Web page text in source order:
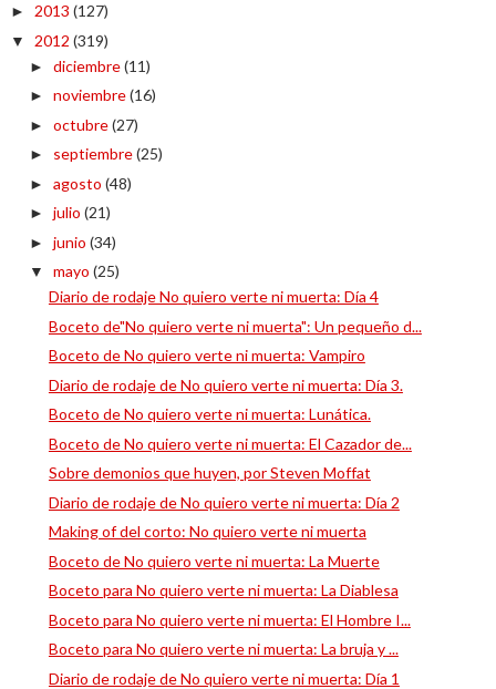
► 2013 (127)
▼ 2012 (319)
► diciembre(11)
► noviembre(16)
► octubre(27)
► septiembre(25)
► agosto (48)
► julio (21)
► junio (34)
▼ mayo (25)
Diario de rodaje No quiero verte ni muerta: Día 4
Boceto de"No quiero verte ni muerta": Un pequeño d...
Boceto de No quiero verte ni muerta: Vampiro
Diario de rodaje de No quiero verte ni muerta: Día 3.
Boceto de No quiero verte ni muerta: Lunática.
Boceto de No quiero verte ni muerta: El Cazador de...
Sobre demonios que huyen, por Steven Moffat
Diario de rodaje de No quiero verte ni muerta: Día 2
Making of del corto: No quiero verte ni muerta
Boceto de No quiero verte ni muerta: La Muerte
Boceto para No quiero verte ni muerta: La Diablesa
Boceto para No quiero verte ni muerta: El Hombre I...
Boceto para No quiero verte ni muerta: La bruja y ...
Diario de rodaje de No quiero verte ni muerta: Día 1